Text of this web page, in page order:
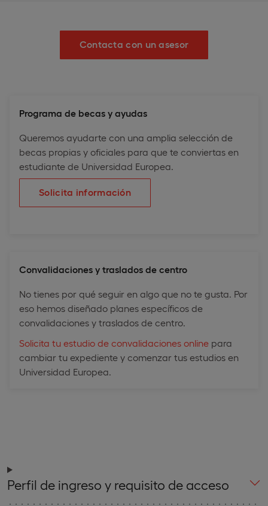
Contacta con un asesor
Programa de becas y ayudas
Queremos ayudarte con una amplia selección de
becas propias y oficiales para que te conviertas en
estudiante de Universidad Europea.
Solicita información
Convalidaciones y traslados de centro
No tienes por qué seguir en algo que no te gusta. Por
eso hemos diseñado planes específicos de
convalidaciones y traslados de centro.
Solicita tu estudio de convalidaciones online para
cambiar tu expediente y comenzar tus estudios en
Universidad Europea.
Perfil de ingreso y requisito de acceso